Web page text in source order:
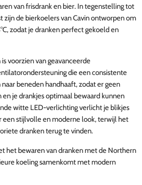
van frisdrank en bier. In tegenstelling tot
zijn de bierkoelers van Cavin ontworpen om
zodat je dranken perfect gekoeld en
voorzien van geavanceerde
die een consistente
beneden handhaaft, zodat er geen
je drankjes optimaal bewaard kunnen
witte LED-verlichting verlicht je blikjes
een stijlvolle en moderne look, terwijl het
dranken terug te vinden.
het bewaren van dranken met de Northern
koeling samenkomt met modern